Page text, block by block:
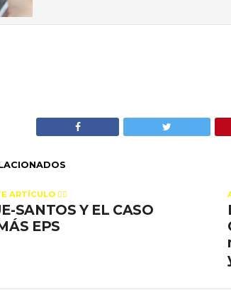
ARTÍCULO 👈🏻
SANTOS Y EL CASO
EPS